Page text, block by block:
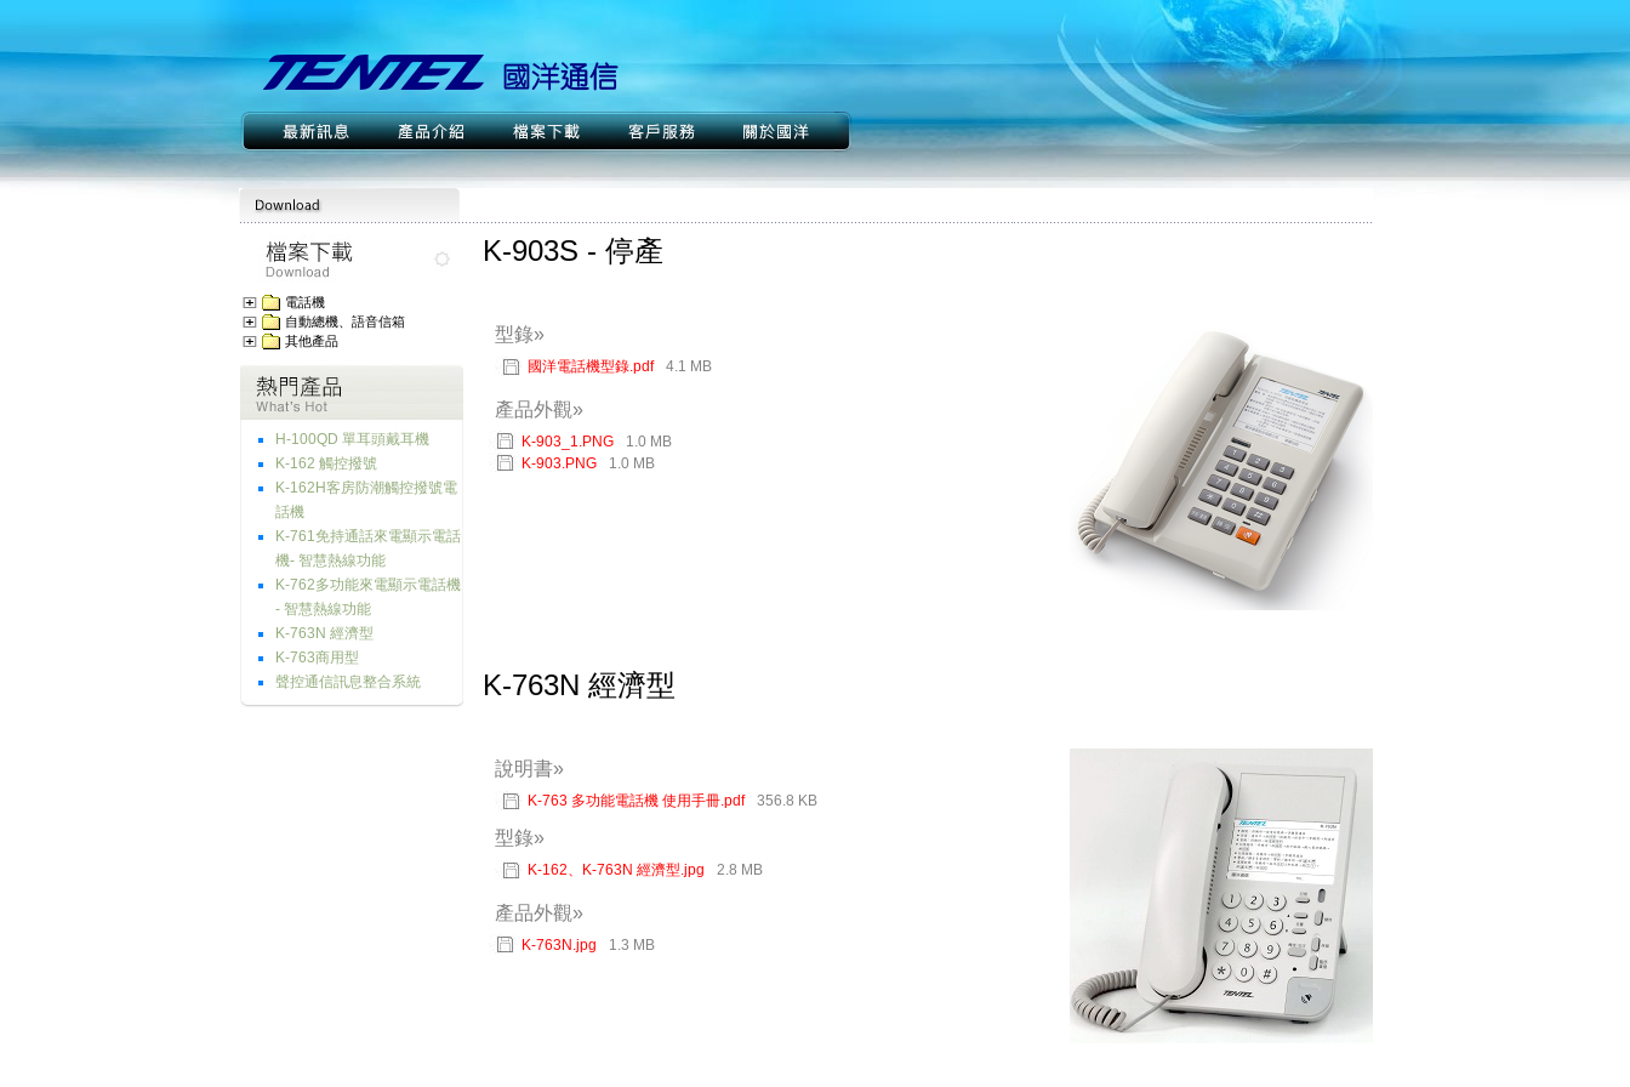
電話機
自動總機、語音信箱
其他產品
H-100QD 單耳頭戴耳機
K-162 觸控撥號
K-162H客房防潮觸控撥號電
話機
K-761免持通話來電顯示電話
機- 智慧熱線功能
K-762多功能來電顯示電話機
- 智慧熱線功能
K-763N 經濟型
K-763商用型
聲控通信訊息整合系統
K-903S - 停產
型錄»
國洋電話機型錄.pdf 4.1 MB
產品外觀»
K-903_1.PNG
1.0 MB
K-903.PNG
1.0 MB
K-763N 經濟型
說明書»
K-763 多功能電話機 使用手冊.pdf 356.8 KB
型錄»
K-162、K-763N 經濟型.jpg 2.8 MB
產品外觀»
K-763N.jpg 1.3 MB